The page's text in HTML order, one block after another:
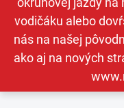
vodičáku alebo
nás na našej
ako aj na nových